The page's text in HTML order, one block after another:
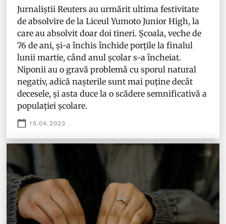
Jurnaliștii Reuters au urmărit ultima festivitate
de absolvire de la Liceul Yumoto Junior High, la
care au absolvit doar doi tineri. Școala, veche de
76 de ani, și-a închis închide porțile la finalul
lunii martie, când anul școlar s-a încheiat.
Niponii au o gravă problemă cu sporul natural
negativ, adică nașterile sunt mai puține decât
decesele, și asta duce la o scădere semnificativă a
populației școlare.
15.04.2023